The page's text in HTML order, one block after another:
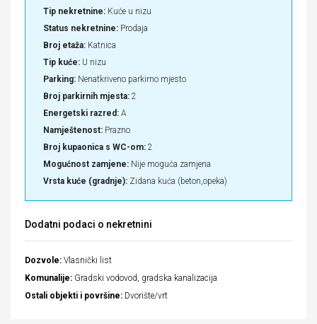
Tip nekretnine: Kuće u nizu
Status nekretnine: Prodaja
Broj etaža: Katnica
Tip kuće: U nizu
Parking: Nenatkriveno parkirno mjesto
Broj parkirnih mjesta: 2
Energetski razred: A
Namještenost: Prazno
Broj kupaonica s WC-om: 2
Mogućnost zamjene: Nije moguća zamjena
Vrsta kuće (gradnje): Zidana kuća (beton,opeka)
Dodatni podaci o nekretnini
Dozvole: Vlasnički list
Komunalije: Gradski vodovod, gradska kanalizacija
Ostali objekti i površine: Dvorište/vrt